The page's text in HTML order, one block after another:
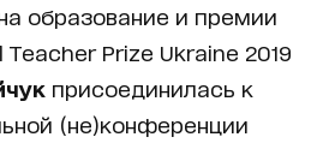
образование и премии
Prize Ukraine 2019
присоединилась к
(не)конференции